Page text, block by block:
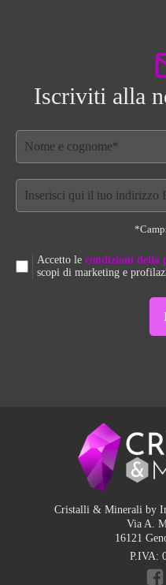
Iscriviti alla
Accetto le condizioni della
scopi di marketing e
Cristalli & Minerali by
Via A.
16121
P.IVA: